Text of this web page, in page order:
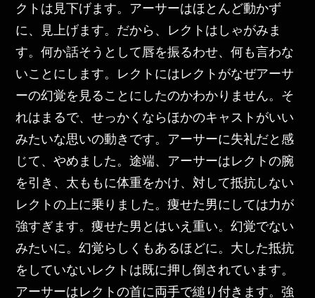
クトは見下げます。アーサーはほとんど動かず
に、見上げます。だから、レクトはしゃがみま
す。何か話そうとして唇を振るわせ、何も言わな
いことにします。レクトにはレクトがなぜアーサ
ーの幻覚を見ることにしたのかわかりません。そ
れはまるで、せっかくならほかのキャストがいい
みたいな思いの動きです。アーサーに失礼だと感
じて、やめました。途端、アーサーはレクトの腕
を引き、太ももに体重をかけ、対して抵抗しない
レクトの上に乗りました。痩せた男にしては力が
強すぎます。痩せた男とはいえ重い。幻覚でない
みたいに。幻覚らしくもあるほどに。大した抵抗
をしていないレクトは既に押し倒されています。
アーサーはレクトの首に両手で縋り付きます。強